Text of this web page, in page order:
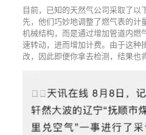
目前，已知的天然气公司采取了以
先，他们巧妙地调整了燃气表的计
机械结构，而是通过增加管道内燃
速转动，进而增加计费。由于这种
改，因此即便你拿去检测，结果也